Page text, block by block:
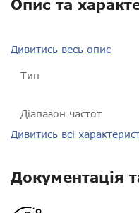
Опис та
Дивитись весь опис
Тип
Діапазон частот
Дивитись всі
Документація